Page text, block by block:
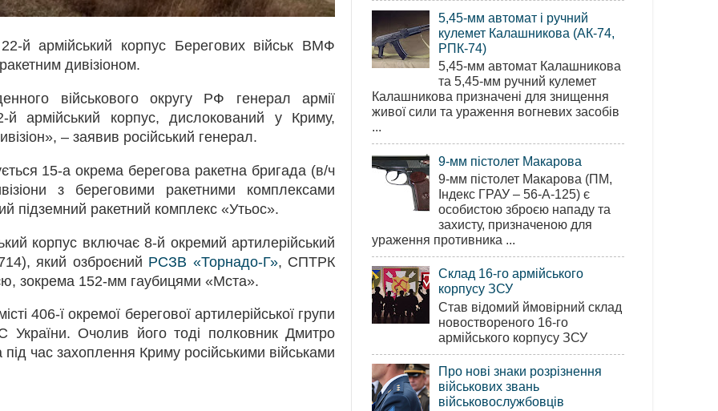
й армійський корпус Берегових військ ВМФ
дивізіоном.
військового округу РФ генерал армії
армійський корпус, дислокований у Криму,
– заявив російський генерал.
15-а окрема берегова ракетна бригада (в/ч
з береговими ракетними комплексами
підземний ракетний комплекс «Утьос».
корпус включає 8-й окремий артилерійський
який озброєний РСЗВ «Торнадо-Г», СПТРК
зокрема 152-мм гаубицями «Мста».
406-ї окремої берегової артилерійської групи
України. Очолив його тоді полковник Дмитро
час захоплення Криму російськими військами
5,45-мм автомат і ручний
кулемет Калашникова (АК-74,
РПК-74)
5,45-мм автомат Калашникова
та 5,45-мм ручний кулемет
Калашникова призначені для знищення
живої сили та ураження вогневих засобів
...
9-мм пістолет Макарова
9-мм пістолет Макарова (ПМ,
Індекс ГРАУ – 56-А-125) є
особистою зброєю нападу та
захисту, призначеною для
ураження противника ...
Склад 16-го армійського
корпусу ЗСУ
Став відомий ймовірний склад
новоствореного 16-го
армійського корпусу ЗСУ
Про нові знаки розрізнення
військових звань
військовослужбовців